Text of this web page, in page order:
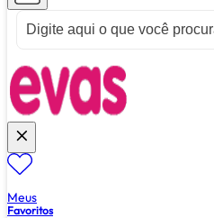
Meus
Favoritos